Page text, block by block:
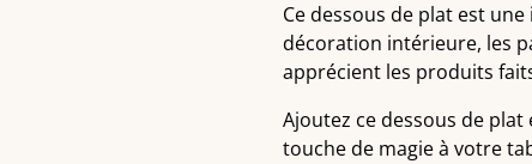
Ce dessous de plat est
décoration intérieure, les
apprécient les produits
Ajoutez ce dessous de
touche de magie à votre